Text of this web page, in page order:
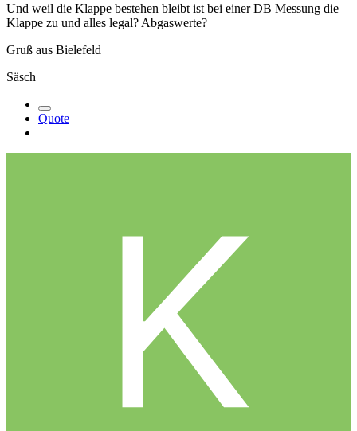
Und weil die Klappe bestehen bleibt ist bei einer DB Messung die
Klappe zu und alles legal? Abgaswerte?
Gruß aus Bielefeld
Säsch
Quote